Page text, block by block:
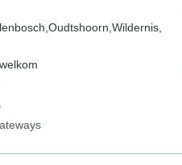
Oudtshoorn, Wildernis,